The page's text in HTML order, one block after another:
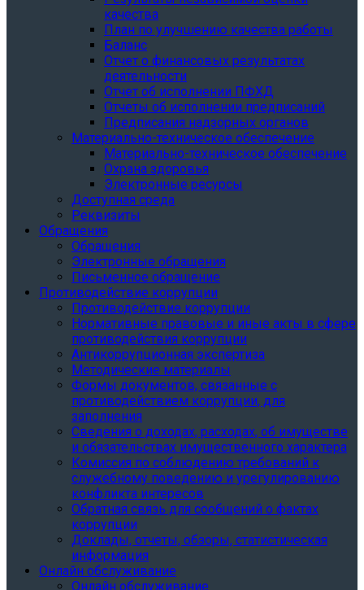
качества
План по улучшению качества работы
Баланс
Отчет о финансовых результатах
деятельности
Отчет об исполнении ПФХД
Отчеты об исполнении предписаний
Предписания надзорных органов
Материально-техническое обеспечение
Материально-техническое обеспечение
Охрана здоровья
Электронные ресурсы
Доступная среда
Реквизиты
Обращения
Обращения
Электронные обращения
Письменное обращение
Противодействие коррупции
Противодействие коррупции
Нормативные правовые и иные акты в сфере
противодействия коррупции
Антикоррупционная экспертиза
Методические материалы
Формы документов, связанные с
противодействием коррупции, для
заполнения
Сведения о доходах, расходах, об имуществе
и обязательствах имущественного характера
Комиссия по соблюдению требований к
служебному поведению и урегулированию
конфликта интересов
Обратная связь для сообщений о фактах
коррупции
Доклады, отчеты, обзоры, статистическая
информация
Онлайн обслуживание
Онлайн обслуживание